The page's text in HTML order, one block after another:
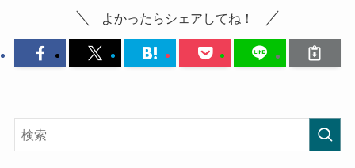
よかったらシェアしてね！